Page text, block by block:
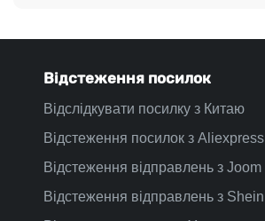
Відстеження посилок
Відслідкувати посилку з Китаю
Відстеження посилок з Aliexpress
Відстеження відправлень з Joom
Відстеження відправлень з Shein